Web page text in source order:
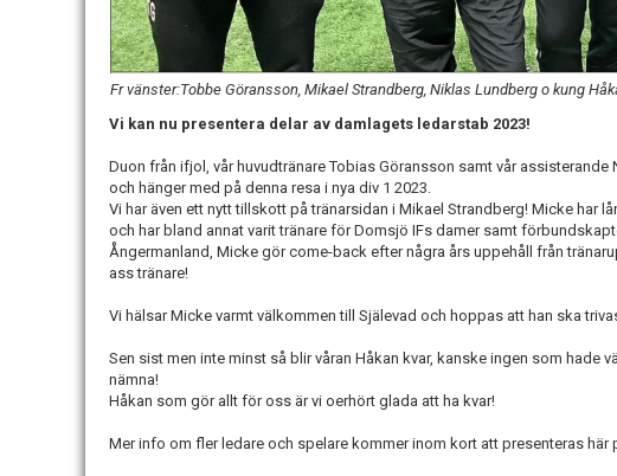
Fr vänster:Tobbe Göransson, Mikael Strandberg, Niklas Lundberg o kung
Vi kan nu presentera delar av damlagets ledarstab 2023!
Duon från ifjol, vår huvudtränare Tobias Göransson samt vår
och hänger med på denna resa i nya div 1 2023.
Vi har även ett nytt tillskott på tränarsidan i Mikael Strandberg! Micke har
och har bland annat varit tränare för Domsjö IFs damer samt
Ångermanland, Micke gör come-back efter några års uppehåll från
ass tränare!
Vi hälsar Micke varmt välkommen till Själevad och hoppas att han ska
Sen sist men inte minst så blir våran Håkan kvar, kanske ingen som hade
nämna!
Håkan som gör allt för oss är vi oerhört glada att ha kvar!
Mer info om fler ledare och spelare kommer inom kort att presenteras här